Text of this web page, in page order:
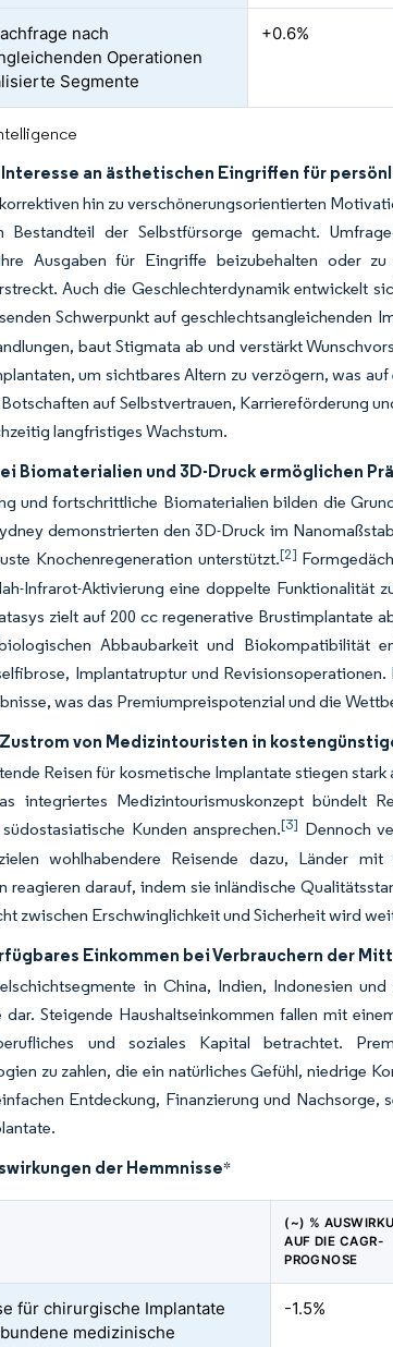
nach
Operationen
Segmente
+0.6%
an ästhetischen Eingriffen für
hin zu verschönerungsorientierten
Bestandteil der Selbstfürsorge gemacht.
Ausgaben für Eingriffe beizubehalten oder
Auch die Geschlechterdynamik entwickelt
Schwerpunkt auf geschlechtsangleichenden
baut Stigmata ab und verstärkt
um sichtbares Altern zu verzögern, was
auf Selbstvertrauen, Karriereförderung
langfristiges Wachstum.
Biomaterialien und 3D-Druck ermöglichen
und fortschrittliche Biomaterialien bilden die
demonstrierten den 3D-Druck im
Knochenregeneration unterstützt.[2]
Infrarot-Aktivierung eine doppelte Funktionalität
zielt auf 200 cc regenerative Brustimplantate
Abbaubarkeit und Biokompatibilität
Implantatruptur und
was das Premiumpreispotenzial und die
von Medizintouristen in
Reisen für kosmetische Implantate stiegen
integriertes Medizintourismuskonzept bündelt
Kunden ansprechen.[3] Dennoch
wohlhabendere Reisende dazu, Länder
reagieren darauf, indem sie inländische
zwischen Erschwinglichkeit und Sicherheit wird
Einkommen bei Verbrauchern der
in China, Indien, Indonesien
Steigende Haushaltseinkommen fallen mit
und soziales Kapital betrachtet.
zu zahlen, die ein natürliches Gefühl, niedrige
Entdeckung, Finanzierung und
der Hemmnisse*
(~) %
AUF DIE CAGR-
PROGNOSE
für chirurgische Implantate
medizinische
-1.5%